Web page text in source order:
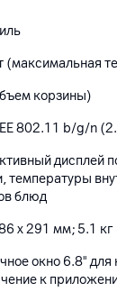
(максимальная
корзины)
802.11 b/g/n
дисплей
температуры
блюд
x 291 мм; 5.1 кг
окно 6.8"
к